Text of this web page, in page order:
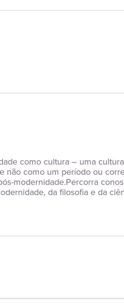
como cultura – uma
não como um período ou
modernidade.Percorra
da filosofia e da